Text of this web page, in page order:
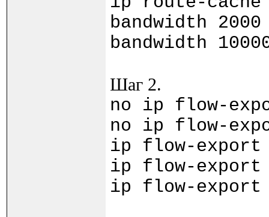
bandwidth 2000
bandwidth
Шаг 2.
no ip flow-
no ip flow-
ip flow-export
ip flow-export
ip flow-export